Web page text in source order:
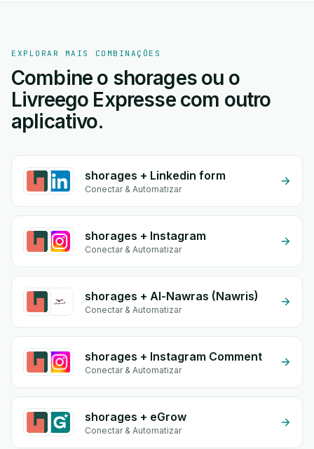
EXPLORAR MAIS COMBINAÇÕES
Combine o shorages ou o
Livreego Expresse com outro
aplicativo.
shorages + Linkedin form
Conectar & Automatizar
shorages + Instagram
Conectar & Automatizar
shorages + Al-Nawras (Nawris)
Conectar & Automatizar
shorages + Instagram Comment
Conectar & Automatizar
shorages + eGrow
Conectar & Automatizar